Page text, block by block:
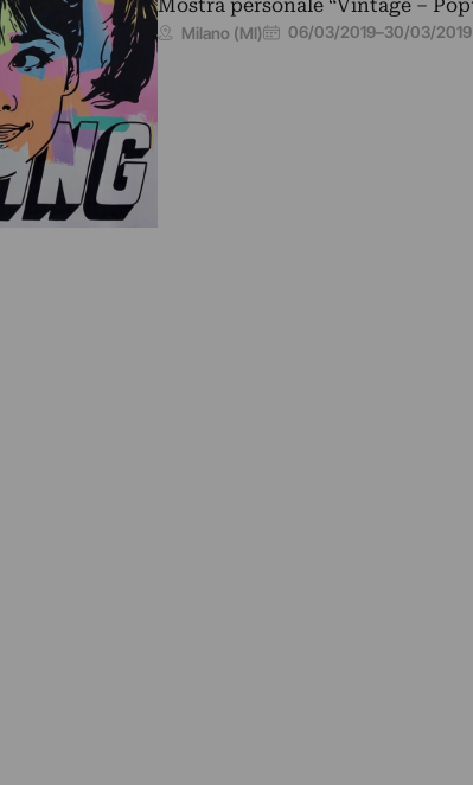
Mostra personale “Vintage –
Milano (MI) 06/03/2019–30/03/2019